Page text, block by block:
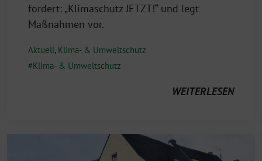
fordert: „Klimaschutz JETZT!“ und legt
Maßnahmen vor.
Aktuell, Klima- & Umweltschutz
Klima- & Umweltschutz
WEITERLESEN